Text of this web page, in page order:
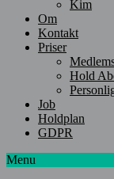
Kim
Om
Kontakt
Priser
Hold
Job
Holdplan
GDPR
Menu